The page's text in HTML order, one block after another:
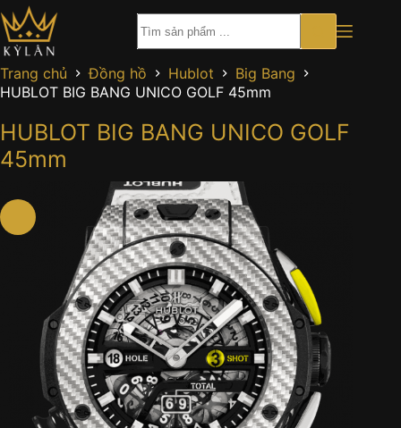
Chuyển
đến
phần
nội
dung
Trang chủ Đồng hồ Hublot
Big Bang
HUBLOT BIG BANG UNICO GOLF 45mm
HUBLOT BIG BANG UNICO GOLF
45mm